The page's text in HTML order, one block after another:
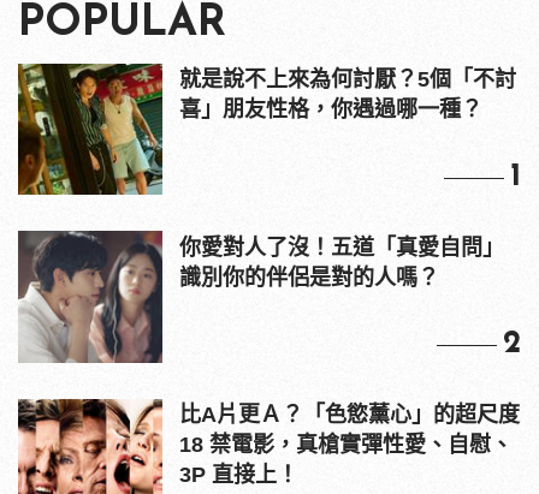
POPULAR
就是說不上來為何討厭？5個「不討
喜」朋友性格，你遇過哪一種？
1
你愛對人了沒！五道「真愛自問」
識別你的伴侶是對的人嗎？
2
比A片更Ａ？「色慾薰心」的超尺度
18 禁電影，真槍實彈性愛、自慰、
3P 直接上！